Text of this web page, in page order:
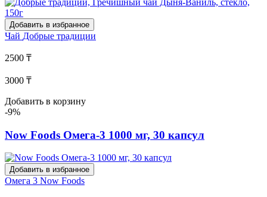
Добавить в избранное
Чай Добрые традиции
2500 ₸
3000 ₸
Добавить в корзину
-9%
Now Foods Омега-3 1000 мг, 30 капсул
Добавить в избранное
Омега 3 Now Foods